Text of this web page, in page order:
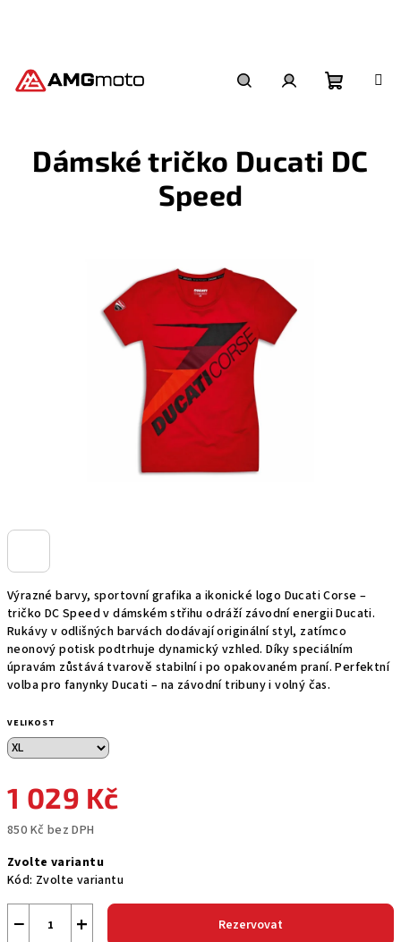
košík
Výrazné barvy, sportovní grafika a ikonické logo Ducati Corse –
tričko DC Speed v dámském střihu odráží závodní energii Ducati.
Rukávy v odlišných barvách dodávají originální styl, zatímco
neonový potisk podtrhuje dynamický vzhled. Díky speciálním
úpravám zůstává tvarově stabilní i po opakovaném praní. Perfektní
volba pro fanynky Ducati – na závodní tribuny i volný čas.
VELIKOST
1 029 Kč
850 Kč bez DPH
cena:
Zvolte variantu
Kód: Zvolte variantu
+
− Rezervovat
Dámské tričko Ducati DC
Speed